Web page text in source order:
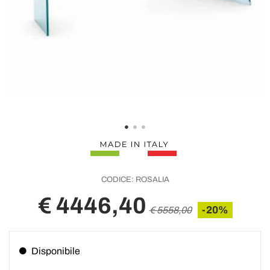
CODICE: ROSALIA
€ 4446,40 € 5558,00 -20%
Disponibile